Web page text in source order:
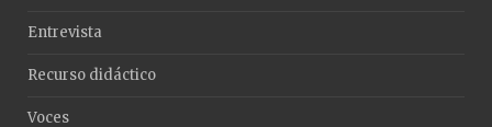
Entrevista
Recurso didáctico
Voces